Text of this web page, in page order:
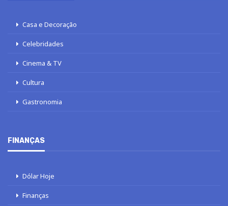
Casa e Decoração
Celebridades
Cinema & TV
Cultura
Gastronomia
FINANÇAS
Dólar Hoje
Finanças